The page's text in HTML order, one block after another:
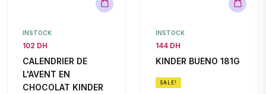
INSTOCK
102 DH
CALENDRIER DE
L'AVENT EN
CHOCOLAT KINDER
INSTOCK
144 DH
KINDER BUENO 181G
SALE!